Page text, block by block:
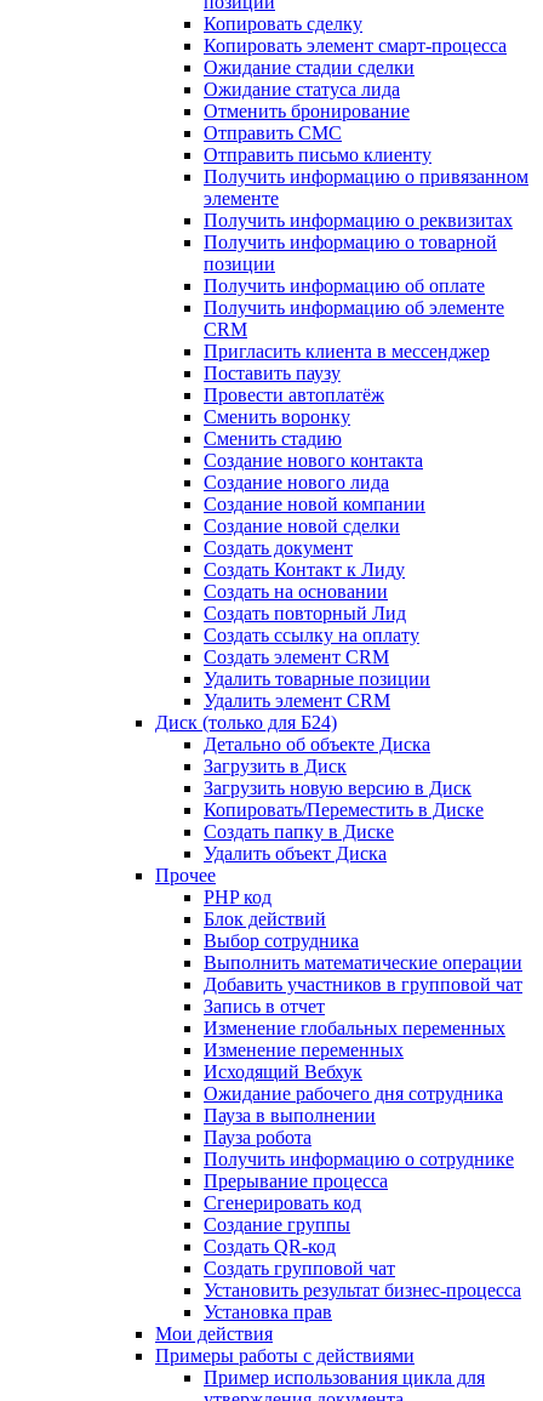
Копировать сделку
Копировать элемент смарт-процесса
Ожидание стадии сделки
Ожидание статуса лида
Отменить бронирование
Отправить СМС
Отправить письмо клиенту
Получить информацию о привязанном
элементе
Получить информацию о реквизитах
Получить информацию о товарной
позиции
Получить информацию об оплате
Получить информацию об элементе
CRM
Пригласить клиента в мессенджер
Поставить паузу
Провести автоплатёж
Сменить воронку
Сменить стадию
Создание нового контакта
Создание нового лида
Создание новой компании
Создание новой сделки
Создать документ
Создать Контакт к Лиду
Создать на основании
Создать повторный Лид
Создать ссылку на оплату
Создать элемент CRM
Удалить товарные позиции
Удалить элемент CRM
Диск (только для Б24)
Детально об объекте Диска
Загрузить в Диск
Загрузить новую версию в Диск
Копировать/Переместить в Диске
Создать папку в Диске
Удалить объект Диска
Прочее
PHP код
Блок действий
Выбор сотрудника
Выполнить математические операции
Добавить участников в групповой чат
Запись в отчет
Изменение глобальных переменных
Изменение переменных
Исходящий Вебхук
Ожидание рабочего дня сотрудника
Пауза в выполнении
Пауза робота
Получить информацию о сотруднике
Прерывание процесса
Сгенерировать код
Создание группы
Создать QR-код
Создать групповой чат
Установить результат бизнес-процесса
Установка прав
Мои действия
Примеры работы с действиями
Пример использования цикла для